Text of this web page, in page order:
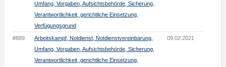
Umfang, Vorgaben, Aufsichtsbehörde, Sicherung,
Verantwortlichkeit, gerichtliche Einsetzung,
Verfügungsgrund
#889
Arbeitskampf, Notdienst, Notdienstvereinbarung,
Umfang, Vorgaben, Aufsichtsbehörde, Sicherung,
Verantwortlichkeit, gerichtliche Einsetzung,
09.02.2021